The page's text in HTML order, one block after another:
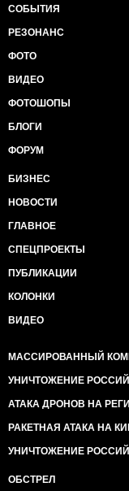
СОБЫТИЯ
РЕЗОНАНС
ФОТО
ВИДЕО
ФОТОШОПЫ
БЛОГИ
ФОРУМ
БИЗНЕС
НОВОСТИ
ГЛАВНОЕ
СПЕЦПРОЕКТЫ
ПУБЛИКАЦИИ
КОЛОНКИ
ВИДЕО
МАССИРОВАННЫЙ
УНИЧТОЖЕНИЕ
АТАКА ДРОНОВ НА
РАКЕТНАЯ АТАКА НА
УНИЧТОЖЕНИЕ
ОБСТРЕЛ